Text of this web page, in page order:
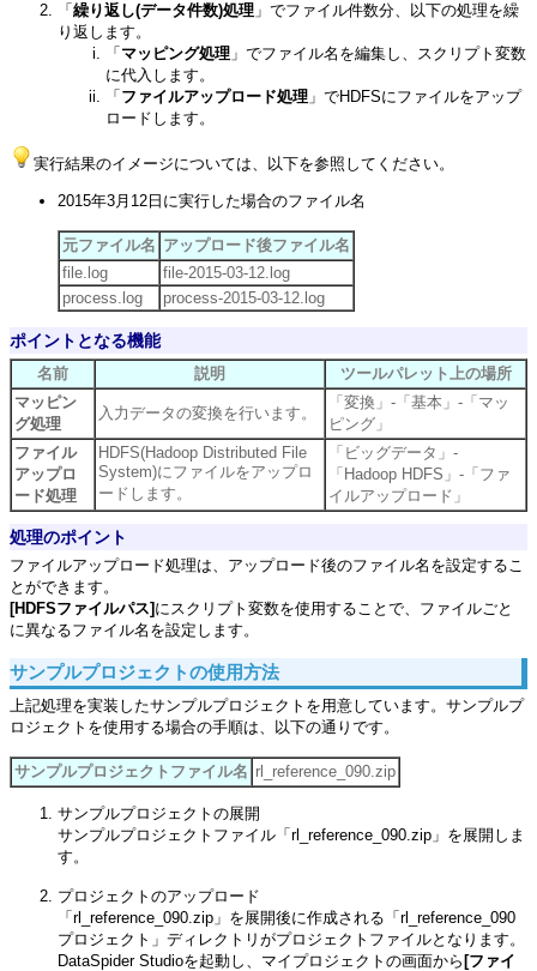
「 繰り返し(データ件数)処理 」でファイル件数分、以下の処理を繰
り返します。
「 マッピング処理 」でファイル名を編集し、スクリプト変数
に代入します。
「 ファイルアップロード処理 」でHDFSにファイルをアップ
ロードします。
実行結果のイメージについては、以下を参照してください。
2015年3月12日に実行した場合のファイル名
元ファイル名 アップロード後ファイル名
file.log
file-2015-03-12.log
process.log
process-2015-03-12.log
ポイントとなる機能
名前 説明
ツールパレット上の場所
マッピン
グ処理
入力データの変換を行います。
「変換」-「基本」-「マッ
ピング」
ファイル
アップロ
ード処理
HDFS(Hadoop Distributed File
System)にファイルをアップロ
ードします。
「ビッグデータ」-
「Hadoop HDFS」-「ファ
イルアップロード」
処理のポイント
ファイルアップロード処理は、アップロード後のファイル名を設定するこ
とができます。
[HDFSファイルパス] にスクリプト変数を使用することで、ファイルごと
に異なるファイル名を設定します。
サンプルプロジェクトの使用方法
上記処理を実装したサンプルプロジェクトを用意しています。サンプルプ
ロジェクトを使用する場合の手順は、以下の通りです。
サンプルプロジェクトファイル名 rl_reference_090.zip
サンプルプロジェクトの展開
サンプルプロジェクトファイル「rl_reference_090.zip」を展開しま
す。
プロジェクトのアップロード
「rl_reference_090.zip」を展開後に作成される「rl_reference_090
プロジェクト」ディレクトリがプロジェクトファイルとなります。
DataSpider Studioを起動し、マイプロジェクトの画面から [ファイ